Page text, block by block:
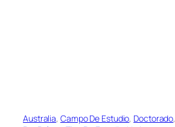
Australia, Campo De Estudio, Doctorado,